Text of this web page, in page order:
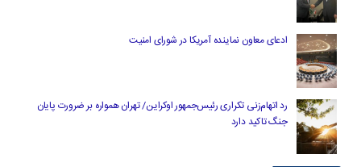
ادعای معاون نماینده آمریکا در شورای امنیت
رد اتهام‌زنی تکراری رئیس‌جمهور اوکراین/ تهران همواره بر ضرورت پایان
جنگ تاکید دارد